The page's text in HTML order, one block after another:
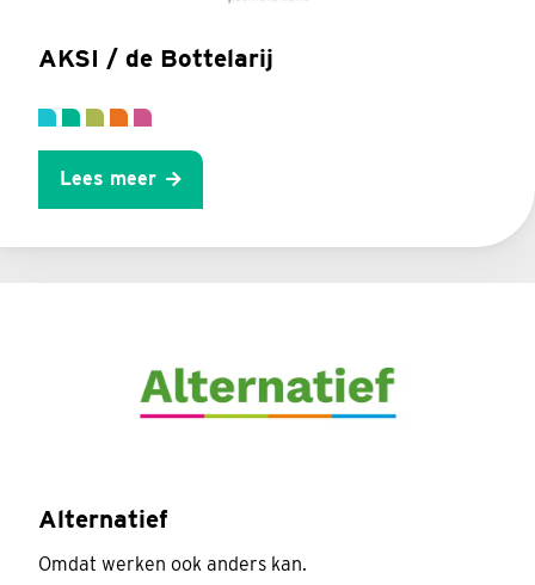
AKSI / de Bottelarij
Lees meer
Alternatief
Omdat werken ook anders kan.